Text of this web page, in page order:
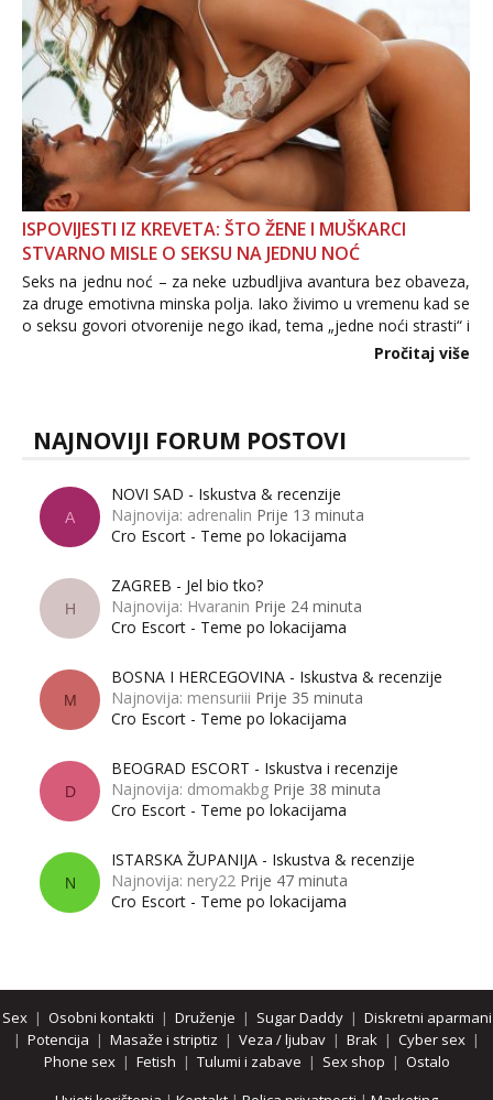
ISPOVIJESTI IZ KREVETA: ŠTO ŽENE I MUŠKARCI
STVARNO MISLE O SEKSU NA JEDNU NOĆ
Seks na jednu noć – za neke uzbudljiva avantura bez obaveza,
za druge emotivna minska polja. Iako živimo u vremenu kad se
o seksu govori otvorenije nego ikad, tema „jedne noći strasti“ i
dalje izaziva burne rasprave. Što zapravo misle žene, a što
Pročitaj više
NAJNOVIJI FORUM POSTOVI
A
NOVI SAD - Iskustva & recenzije
Najnovija: adrenalin Prije 13 minuta
Cro Escort - Teme po lokacijama
H
ZAGREB - Jel bio tko?
Najnovija: Hvaranin Prije 24 minuta
Cro Escort - Teme po lokacijama
M
BOSNA I HERCEGOVINA - Iskustva & recenzije
Najnovija: mensuriii Prije 35 minuta
Cro Escort - Teme po lokacijama
D
BEOGRAD ESCORT - Iskustva i recenzije
Najnovija: dmomakbg Prije 38 minuta
Cro Escort - Teme po lokacijama
N
ISTARSKA ŽUPANIJA - Iskustva & recenzije
Najnovija: nery22 Prije 47 minuta
Cro Escort - Teme po lokacijama
Sex| Osobni kontakti | Druženje | Sugar Daddy| Diskretni aparmani
| Potencija | Masaže i striptiz | Veza / ljubav | Brak | Cyber sex |
Phone sex| Fetish | Tulumi i zabave | Sex shop | Ostalo